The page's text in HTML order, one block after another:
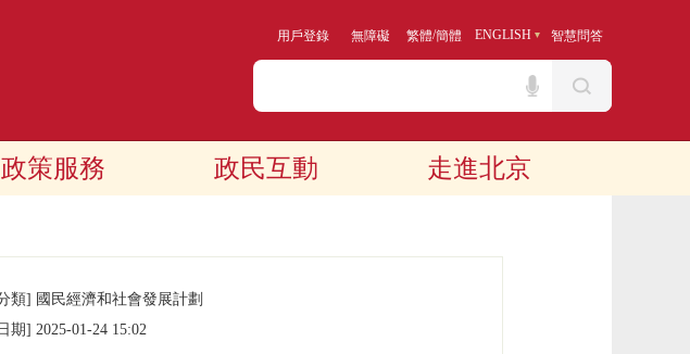
用戶登錄 無障礙 繁體/簡體 ENGLISH 智慧問答
政策服務 政民互動 走進北京
類] 國民經濟和社會發展計劃
期] 2025-01-24 15:02